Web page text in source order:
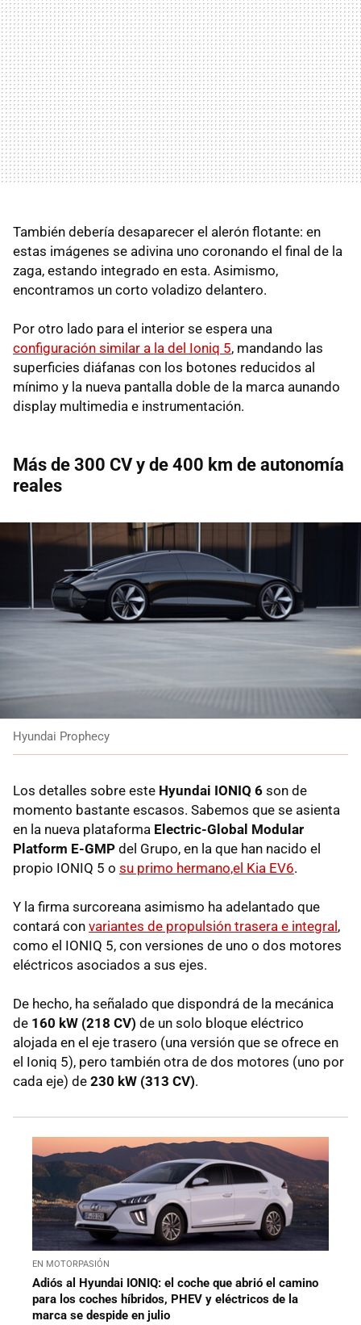
También debería desaparecer el alerón flotante: en
estas imágenes se adivina uno coronando el final de la
zaga, estando integrado en esta. Asimismo,
encontramos un corto voladizo delantero.
Por otro lado para el interior se espera una
configuración similar a la del Ioniq 5, mandando las
superficies diáfanas con los botones reducidos al
mínimo y la nueva pantalla doble de la marca aunando
display multimedia e instrumentación.
Más de 300 CV y de 400 km de autonomía
reales
Hyundai Prophecy
Los detalles sobre este Hyundai IONIQ 6 son de
momento bastante escasos. Sabemos que se asienta
en la nueva plataforma Electric-Global Modular
Platform E-GMP del Grupo, en la que han nacido el
propio IONIQ 5 o su primo hermano,el Kia EV6.
Y la firma surcoreana asimismo ha adelantado que
contará con variantes de propulsión trasera e integral ,
como el IONIQ 5, con versiones de uno o dos motores
eléctricos asociados a sus ejes.
De hecho, ha señalado que dispondrá de la mecánica
de 160 kW (218 CV) de un solo bloque eléctrico
alojada en el eje trasero (una versión que se ofrece en
el Ioniq 5), pero también otra de dos motores (uno por
cada eje) de 230 kW (313 CV).
EN MOTORPASIÓN
Adiós al Hyundai IONIQ: el coche que abrió el camino
para los coches híbridos, PHEV y eléctricos de la
marca se despide en julio